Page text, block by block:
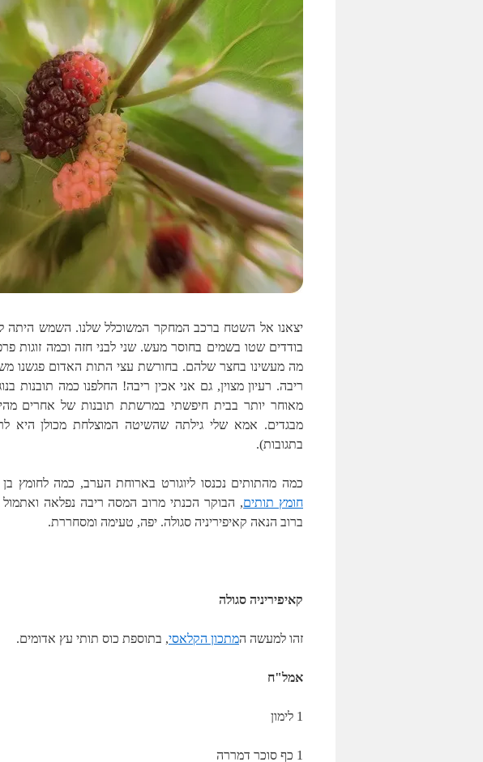
יצאנו אל השטח ברכב המחקר המשוכלל שלנו. השמש היתה
בודדים שטו בשמים בחוסר מעש. שני לבני חזה וכמה זוגות
מה מעשינו בחצר שלהם. בחורשת עצי התות האדום פגשנו
ריבה. רעיון מצוין, גם אני אכין ריבה! החלפנו כמה תובנות
מאוחר יותר בבית חיפשתי במרשתת תובנות של אחרים
מבגדים. אמא שלי גילתה שהשיטה המוצלחת מכולן היא
בתגובות).
כמה מהתותים נכנסו ליוגורט בארוחת הערב, כמה לחומץ בן
חומץ תותים, הבוקר הכנתי מרוב המסה ריבה נפלאה
ברוב הנאה קאיפיריניה סגולה. יפה, טעימה ומסחררת.
קאיפיריניה סגולה
זהו למעשה המתכון הקלאסי, בתוספת כוס תותי עץ אדומים.
אמל"ח
1 לימון
1 כף סוכר דמררה